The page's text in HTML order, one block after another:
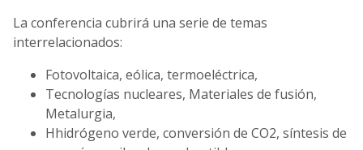
La conferencia cubrirá una serie de temas
interrelacionados:
Fotovoltaica, eólica, termoeléctrica,
Tecnologías nucleares, Materiales de fusión,
Metalurgia,
Hhidrógeno verde, conversión de CO2, síntesis de